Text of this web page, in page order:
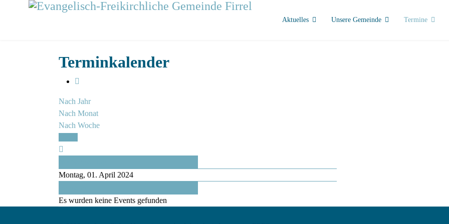
Aktuelles Unsere Gemeinde Termine
Terminkalender
Nach Jahr
Nach Monat
Nach Woche
Montag, 01. April 2024
Es wurden keine Events gefunden